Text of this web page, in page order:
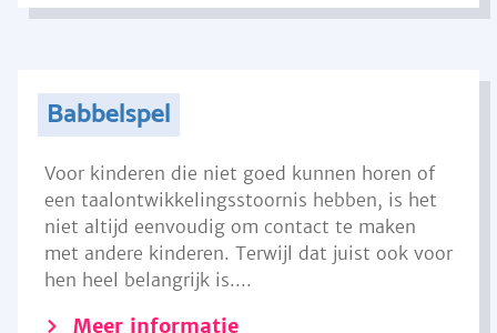
Babbelspel
Voor kinderen die niet goed kunnen horen of
een taalontwikkelingsstoornis hebben, is het
niet altijd eenvoudig om contact te maken
met andere kinderen. Terwijl dat juist ook voor
hen heel belangrijk is....
Meer informatie